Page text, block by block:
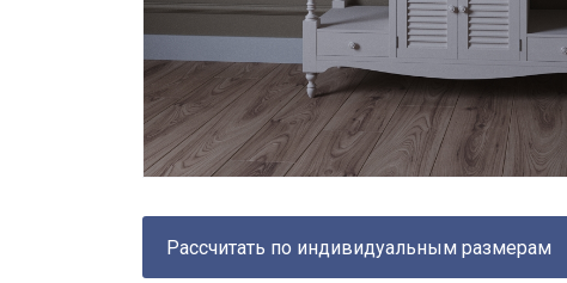
Рассчитать по индивидуальным размерам